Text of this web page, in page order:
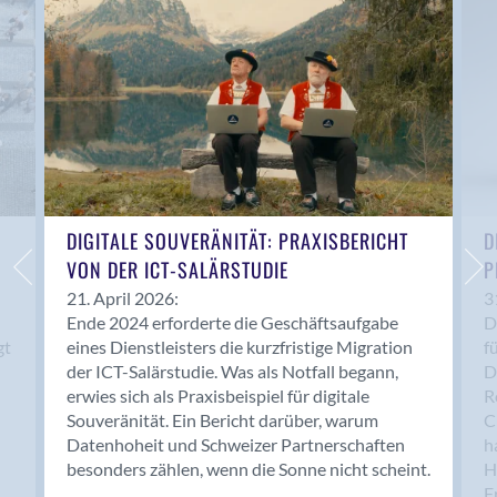
Anwil
Appenzell
Au SG
Baar
Baden
Balsthal
Balzers
Basel
Bassersdorf
Belp
Bendern
Benken (SG)
Bergdietikon
Berlin
Bern
Bern - Liebefeld
DIGITALE SOUVERÄNITÄT: PRAXISBERICHT
VON DER ICT-SALÄRSTUDIE
21. April 2026:
Ende 2024 erforderte die Geschäftsaufgabe
eines Dienstleisters die kurzfristige Migration
der ICT-Salärstudie. Was als Notfall begann,
erwies sich als Praxisbeispiel für digitale
Souveränität. Ein Bericht darüber, warum
Datenhoheit und Schweizer Partnerschaften
besonders zählen, wenn die Sonne nicht scheint.